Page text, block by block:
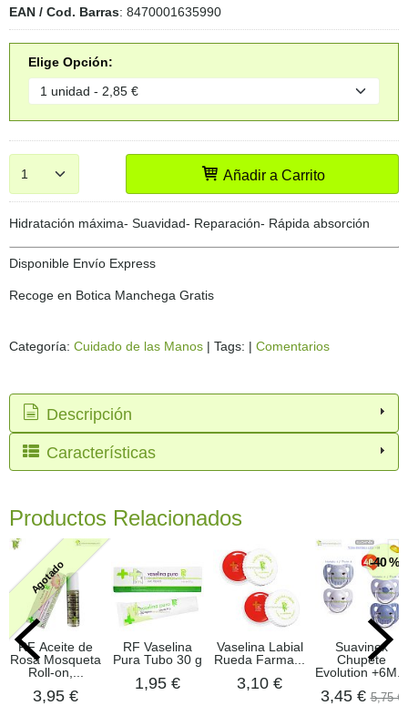
EAN / Cod. Barras: 8470001635990
Elige Opción:
Añadir a Carrito
Hidratación máxima- Suavidad- Reparación- Rápida absorción
Disponible Envío Express
Recoge en Botica Manchega Gratis
Categoría: Cuidado de las Manos | Tags: | Comentarios
Descripción
Características
Productos Relacionados
Agotado
RF Aceite de
Rosa Mosqueta
Roll-on,...
3,95 €
RF Vaselina
Pura Tubo 30 g
1,95 €
Vaselina Labial
Rueda Farma...
3,10 €
-40 %
Suavinex
Chupete
Evolution +6M...
3,45 €5,75 €